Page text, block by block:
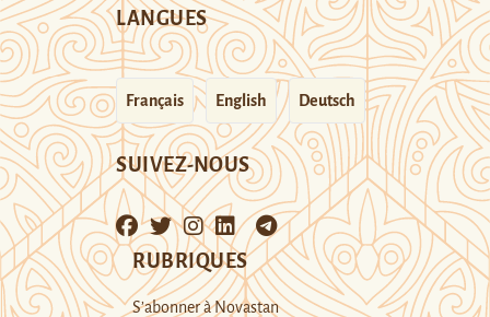
LANGUES
Français English Deutsch
SUIVEZ-NOUS
RUBRIQUES
S’abonner à Novastan